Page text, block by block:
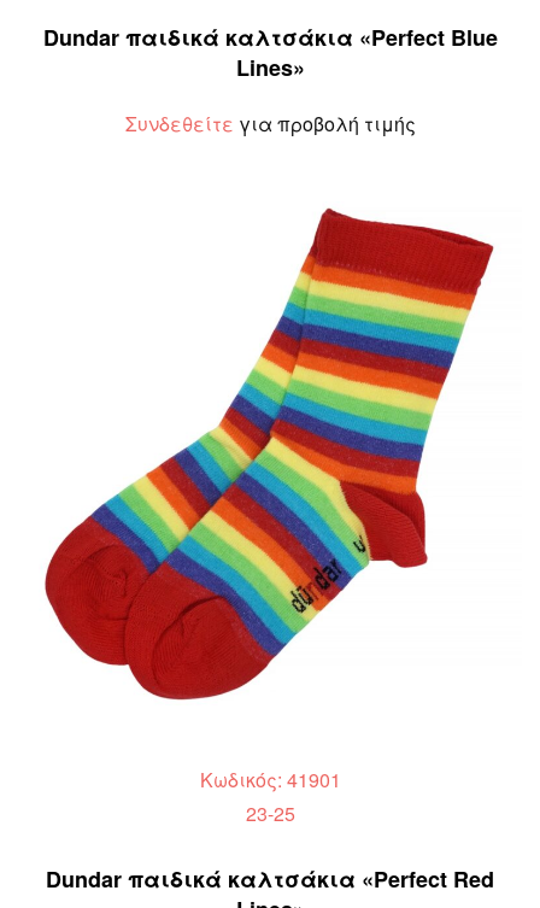
Dundar παιδικά καλτσάκια «Perfect Blue
Lines»
Συνδεθείτε για προβολή τιμής
Κωδικός: 41901
23-25
Dundar παιδικά καλτσάκια «Perfect Red